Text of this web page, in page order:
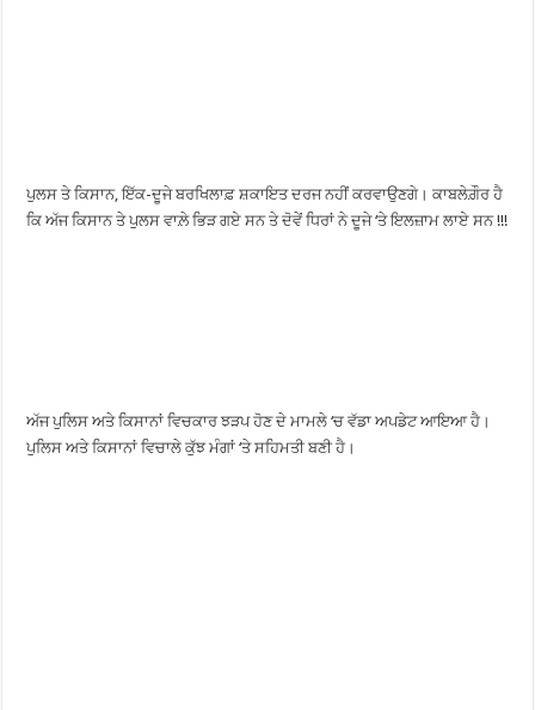
ਪੁਲਸ ਤੇ ਕਿਸਾਨ, ਇੱਕ-ਦੂਜੇ ਬਰਖਿਲਾਫ਼ ਸ਼ਕਾਇਤ ਦਰਜ ਨਹੀਂ ਕਰਵਾਉਣਗੇ। ਕਾਬਲੇਗ਼ੌਰ ਹੈ
ਕਿ ਅੱਜ ਕਿਸਾਨ ਤੇ ਪੁਲਸ ਵਾਲ਼ੇ ਭਿੜ ਗਏ ਸਨ ਤੇ ਦੋਵੇਂ ਧਿਰਾਂ ਨੇ ਦੂਜੇ ‘ਤੇ ਇਲਜ਼ਾਮ ਲਾਏ ਸਨ !!!
ਅੱਜ ਪੁਲਿਸ ਅਤੇ ਕਿਸਾਨਾਂ ਵਿਚਕਾਰ ਝੜਪ ਹੋਣ ਦੇ ਮਾਮਲੇ ‘ਚ ਵੱਡਾ ਅਪਡੇਟ ਆਇਆ ਹੈ।
ਪੁਲਿਸ ਅਤੇ ਕਿਸਾਨਾਂ ਵਿਚਾਲੇ ਕੁੱਝ ਮੰਗਾਂ ‘ਤੇ ਸਹਿਮਤੀ ਬਣੀ ਹੈ।